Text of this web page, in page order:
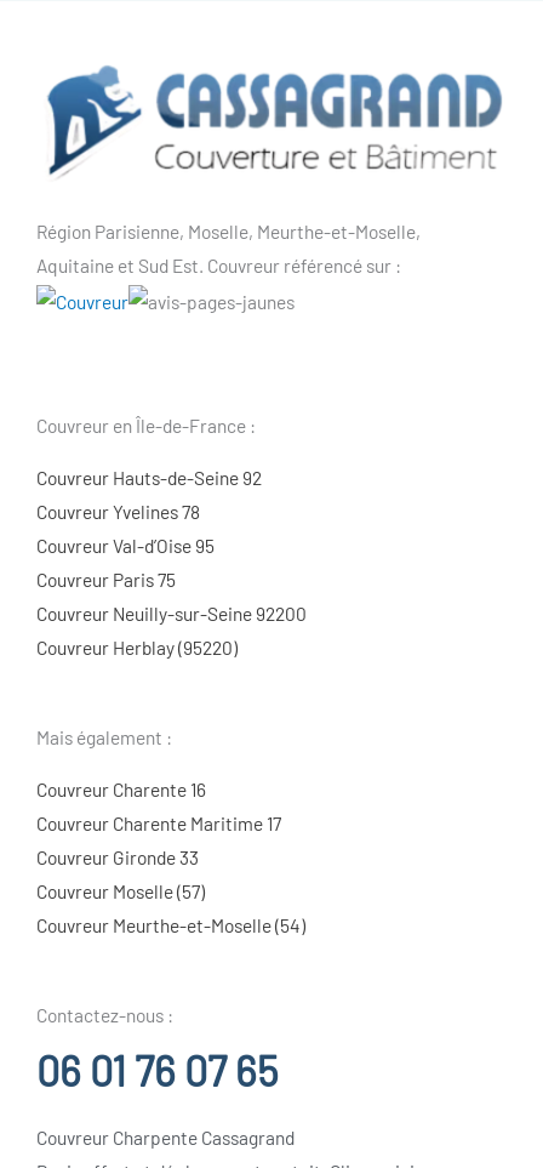
Région Parisienne, Moselle, Meurthe-et-Moselle,
Aquitaine et Sud Est. Couvreur référencé sur :
Couvreur en Île-de-France :
Couvreur Hauts-de-Seine 92
Couvreur Yvelines 78
Couvreur Val-d’Oise 95
Couvreur Paris 75
Couvreur Neuilly-sur-Seine 92200
Couvreur Herblay (95220)
Mais également :
Couvreur Charente 16
Couvreur Charente Maritime 17
Couvreur Gironde 33
Couvreur Moselle (57)
Couvreur Meurthe-et-Moselle (54)
Contactez-nous :
06 01 76 07 65
Couvreur Charpente Cassagrand